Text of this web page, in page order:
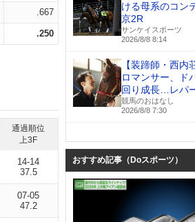
.667
.250
通過順位
上3F
14-14
37.5
07-05
47.2
ける母系のコン
京2R
サンケイスポーツ
2026/8/8 8:14
【装蹄師・西内
ロマンサー、ド
回り成長…レパ
競馬のおはなし
2026/8/8 7:30
おすすめ記事（Doスポーツ）